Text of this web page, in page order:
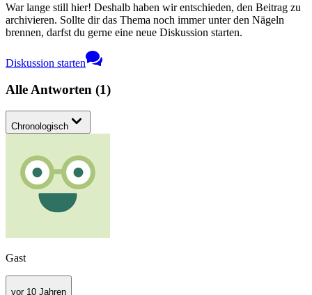
War lange still hier! Deshalb haben wir entschieden, den Beitrag zu
archivieren. Sollte dir das Thema noch immer unter den Nägeln
brennen, darfst du gerne eine neue Diskussion starten.
Diskussion starten
Alle Antworten (1)
Chronologisch
Gast
vor 10 Jahren